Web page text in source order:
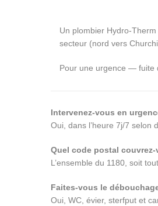
Un plombier Hydro-
secteur (nord vers
Pour une urgence — fuite
Intervenez-vous en
Oui, dans l’heure 7j/7 selon
Quel code postal couvrez-
L’ensemble du 1180, soit
Faites-vous le
Oui, WC, évier, sterfput et